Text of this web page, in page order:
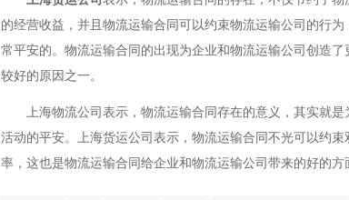
的经营收益，并且物流运输合同可以约束物流运输公司的行
常平安的。物流运输合同的出现为企业和物流运输公司创造
较好的原因之一。
上海物流公司表示，物流运输合同存在的意义，其实就
活动的平安。上海货运公司表示，物流运输合同不光可以约
率，这也是物流运输合同给企业和物流运输公司带来的好的方